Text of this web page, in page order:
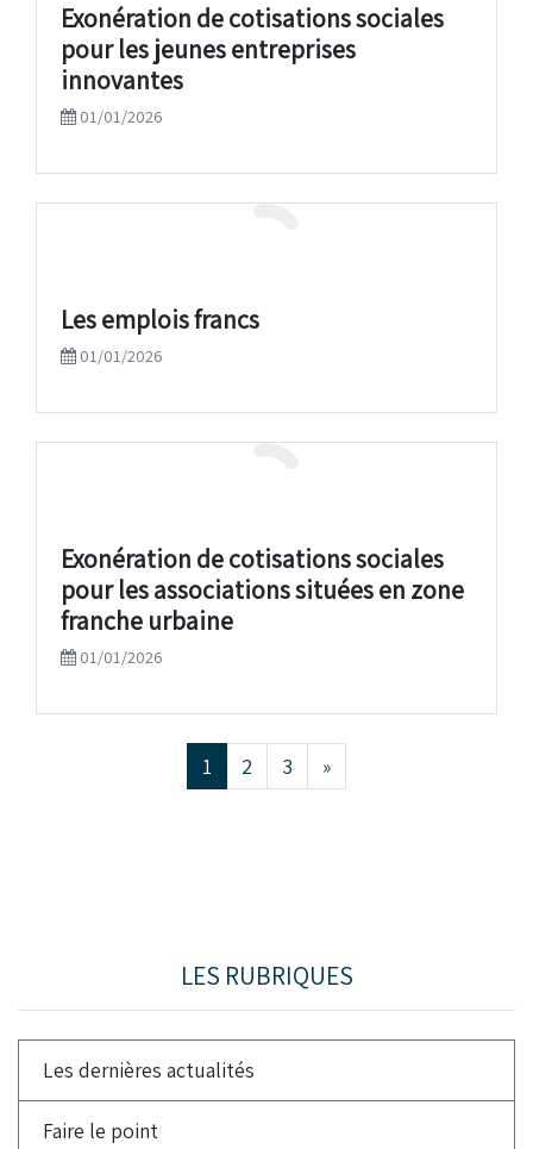
Exonération de cotisations sociales
pour les jeunes entreprises
innovantes
01/01/2026
Les emplois francs
01/01/2026
Exonération de cotisations sociales
pour les associations situées en zone
franche urbaine
01/01/2026
1 2 3 »
LES RUBRIQUES
Les dernières actualités
Faire le point